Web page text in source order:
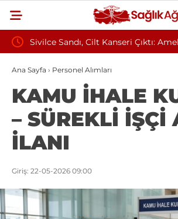
Sivilce Sandı, Cilt Kanseri Çıktı:
Dikişle Uyandı
Ana Sayfa › Personel Alımları
KAMU İHALE
– SÜREKLİ İŞÇİ
İLANI
Giriş: 22-05-2026 09:00